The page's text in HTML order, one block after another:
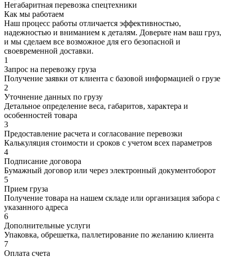
Негабаритная перевозка спецтехники
Как мы работаем
Наш процесс работы отличается эффективностью,
надежностью и вниманием к деталям. Доверьте нам ваш груз,
и мы сделаем все возможное для его безопасной и
своевременной доставки.
1
Запрос на перевозку груза
Получение заявки от клиента с базовой информацией о грузе
2
Уточнение данных по грузу
Детальное определение веса, габаритов, характера и
особенностей товара
3
Предоставление расчета и согласование перевозки
Калькуляция стоимости и сроков с учетом всех параметров
4
Подписание договора
Бумажный договор или через электронный документоборот
5
Прием груза
Получение товара на нашем складе или организация забора с
указанного адреса
6
Дополнительные услуги
Упаковка, обрешетка, паллетирование по желанию клиента
7
Оплата счета